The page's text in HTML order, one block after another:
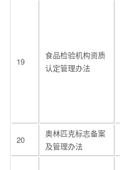
19
食品检验机构资质
认定管理办法
20
奥林匹克标志备案
及管理办法